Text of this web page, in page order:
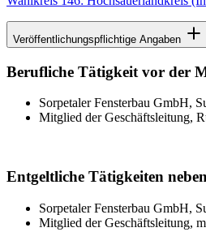
Veröffentlichungspflichtige Angaben
Berufliche Tätigkeit vor der
Sorpetaler Fensterbau GmbH,
Mitglied der Geschäftsleitung,
Entgeltliche Tätigkeiten
Sorpetaler Fensterbau GmbH,
Mitglied der Geschäftsleitung,